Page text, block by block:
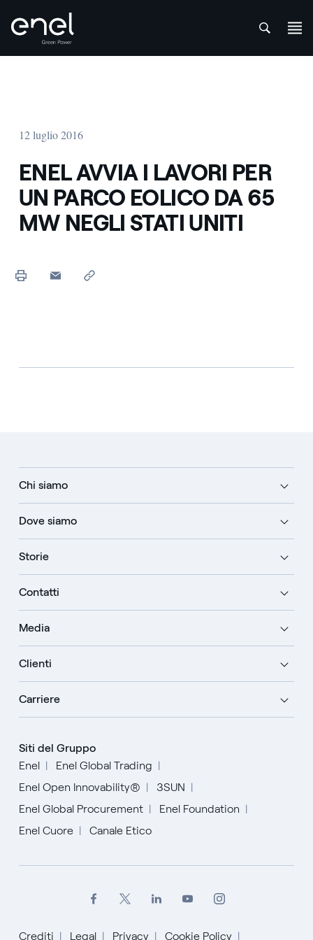
12 luglio 2016
ENEL AVVIA I LAVORI PER
UN PARCO EOLICO DA 65
MW NEGLI STATI UNITI
Chi siamo
Dove siamo
Storie
Contatti
Media
Clienti
Carriere
Siti del Gruppo
Enel
Enel Global Trading
Enel Open Innovability®
3SUN
Enel Global Procurement
Enel Foundation
Enel Cuore
Canale Etico
Crediti Legal Privacy Cookie Policy